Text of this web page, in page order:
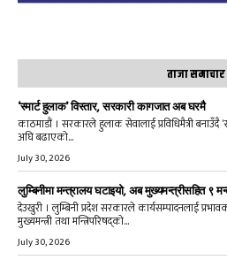
ताजा समाचार
‘स्मार्ट हुलाक’ विस्तार, सरकारी कागजात अब घरमै
काठमाडौं । सरकारले हुलाक सेवालाई प्रविधिमैत्री बनाउँदै
अघि बढाएको...
July 30, 2026
लुम्बिनीमा मन्त्रालय घटाइयो, अब मुख्यमन्त्रीसहित ९
देउखुरी । लुम्बिनी प्रदेश सरकारले कार्यसम्पादनलाई
मुख्यमन्त्री तथा मन्त्रिपरिषद्को...
July 30, 2026